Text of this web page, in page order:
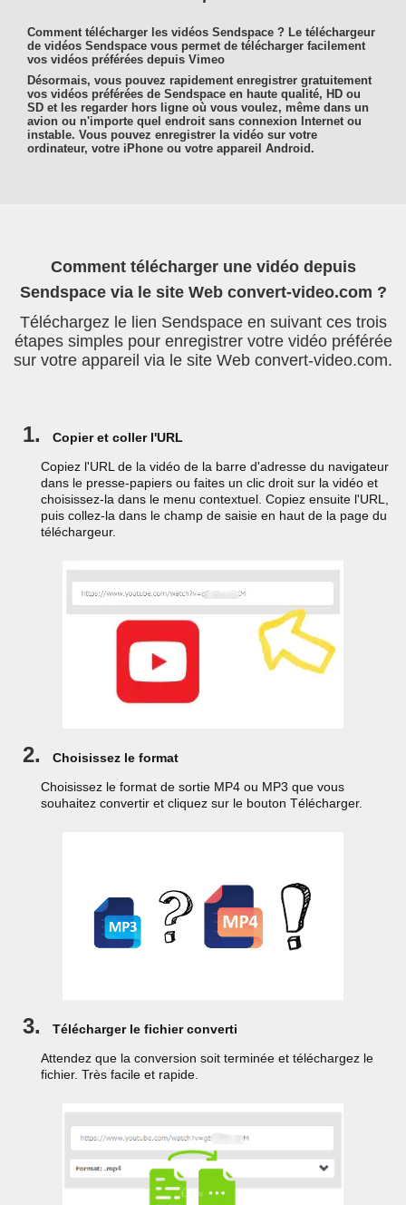
Comment télécharger les vidéos Sendspace ? Le téléchargeur
de vidéos Sendspace vous permet de télécharger facilement
vos vidéos préférées depuis Vimeo
Désormais, vous pouvez rapidement enregistrer gratuitement
vos vidéos préférées de Sendspace en haute qualité, HD ou
SD et les regarder hors ligne où vous voulez, même dans un
avion ou n'importe quel endroit sans connexion Internet ou
instable. Vous pouvez enregistrer la vidéo sur votre
ordinateur, votre iPhone ou votre appareil Android.
Comment télécharger une vidéo depuis
Sendspace via le site Web convert-video.com ?
Téléchargez le lien Sendspace en suivant ces trois
étapes simples pour enregistrer votre vidéo préférée
sur votre appareil via le site Web convert-video.com.
1.
Copier et coller l'URL
Copiez l'URL de la vidéo de la barre d'adresse du navigateur
dans le presse-papiers ou faites un clic droit sur la vidéo et
choisissez-la dans le menu contextuel. Copiez ensuite l'URL,
puis collez-la dans le champ de saisie en haut de la page du
téléchargeur.
2.
Choisissez le format
Choisissez le format de sortie MP4 ou MP3 que vous
souhaitez convertir et cliquez sur le bouton Télécharger.
3.
Télécharger le fichier converti
Attendez que la conversion soit terminée et téléchargez le
fichier. Très facile et rapide.